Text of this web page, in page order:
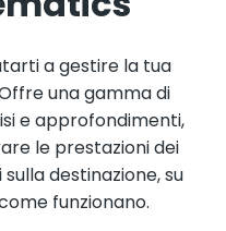
a gestire la tua
una gamma di
e approfondimenti,
le prestazioni dei
destinazione, su
funzionano.